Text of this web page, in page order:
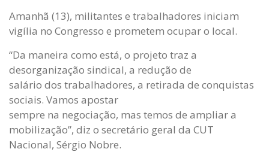
Amanhã (13), militantes e trabalhadores iniciam
vigília no Congresso e prometem ocupar o local.
“Da maneira como está, o projeto traz a
desorganização sindical, a redução de
salário dos trabalhadores, a retirada de conquistas
sociais. Vamos apostar
sempre na negociação, mas temos de ampliar a
mobilização”, diz o secretário geral da CUT
Nacional, Sérgio Nobre.